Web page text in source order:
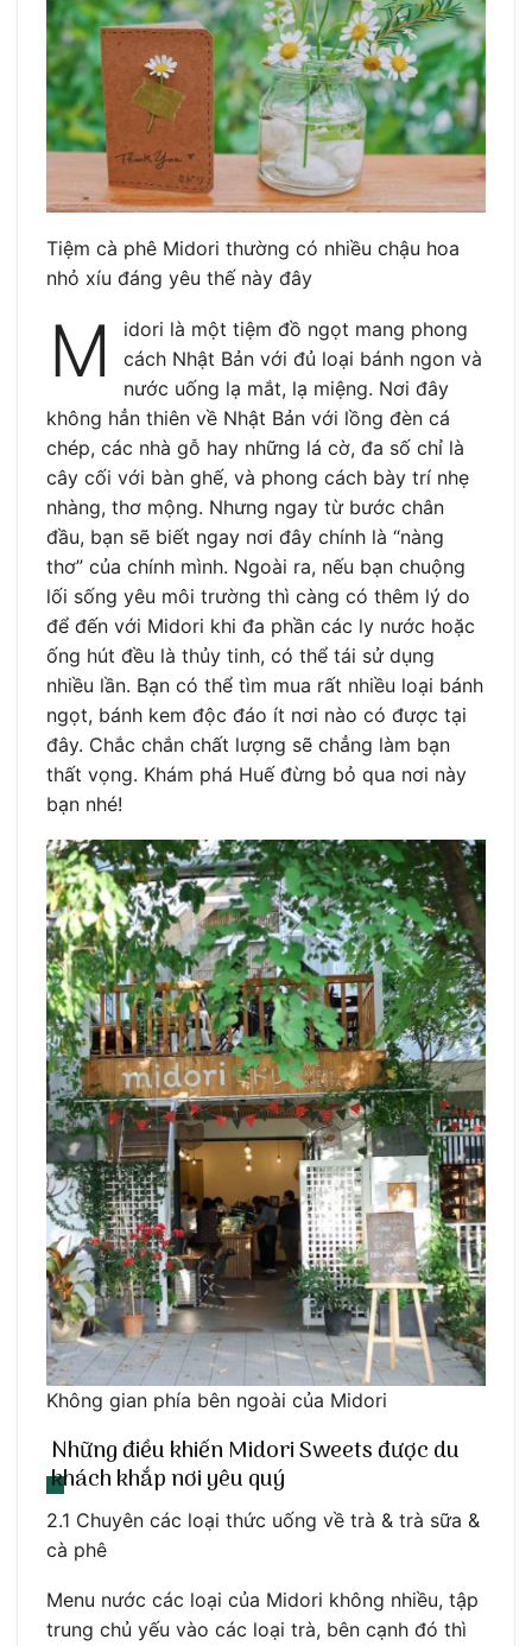
Tiệm cà phê Midori thường có nhiều chậu hoa
nhỏ xíu đáng yêu thế này đây
M
idori là một tiệm đồ ngọt mang phong
cách Nhật Bản với đủ loại bánh ngon và
nước uống lạ mắt, lạ miệng. Nơi đây
không hẳn thiên về Nhật Bản với lồng đèn cá
chép, các nhà gỗ hay những lá cờ, đa số chỉ là
cây cối với bàn ghế, và phong cách bày trí nhẹ
nhàng, thơ mộng. Nhưng ngay từ bước chân
đầu, bạn sẽ biết ngay nơi đây chính là “nàng
thơ” của chính mình. Ngoài ra, nếu bạn chuộng
lối sống yêu môi trường thì càng có thêm lý do
để đến với Midori khi đa phần các ly nước hoặc
ống hút đều là thủy tinh, có thể tái sử dụng
nhiều lần. Bạn có thể tìm mua rất nhiều loại bánh
ngọt, bánh kem độc đáo ít nơi nào có được tại
đây. Chắc chắn chất lượng sẽ chẳng làm bạn
thất vọng. Khám phá Huế đừng bỏ qua nơi này
bạn nhé!
Không gian phía bên ngoài của Midori
Những điều khiến Midori Sweets được du
khách khắp nơi yêu quý
2.1 Chuyên các loại thức uống về trà & trà sữa &
cà phê
Menu nước các loại của Midori không nhiều, tập
trung chủ yếu vào các loại trà, bên cạnh đó thì